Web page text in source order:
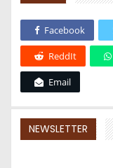
Facebook
ReddIt
Email
NEWSLETTER